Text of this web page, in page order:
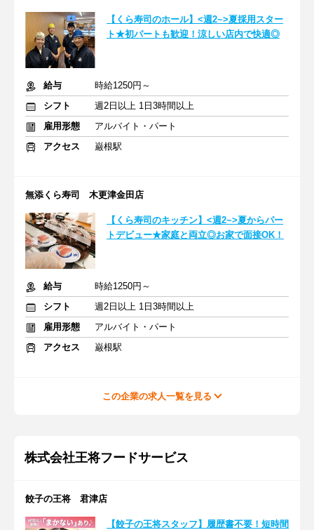
【くら寿司のホール】<週2~>夏採用スター
ト★初パートも歓迎！涼しい店内で快適◎
給与
時給1250円～
シフト
週2日以上 1日3時間以上
雇用形態
アルバイト・パート
アクセス
巌根駅
無添くら寿司 木更津金田店
【くら寿司のキッチン】<週2~>夏からパー
トデビュー★家庭と両立◎お家で面接OK！
給与
時給1250円～
シフト
週2日以上 1日3時間以上
雇用形態
アルバイト・パート
アクセス
巌根駅
この企業の求人一覧を見る
株式会社王将フードサービス
餃子の王将 君津店
【餃子の王将スタッフ】履歴書不要！短時間